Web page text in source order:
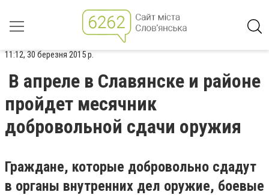
11:12, 30 березня 2015 р.
В апреле в Славянске и районе
пройдет месячник
добровольной сдачи оружия
Граждане, которые добровольно сдадут
в органы внутренних дел оружие, боевые